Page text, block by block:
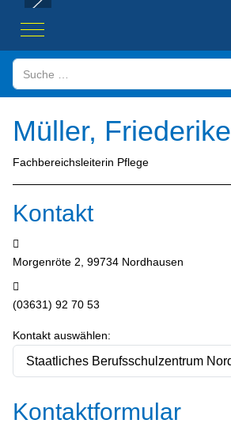
Mobile Menu Toggle
Suchen
Müller, Friederike
Fachbereichsleiterin Pflege
Kontakt
Morgenröte 2, 99734 Nordhausen
(03631) 92 70 53
Kontakt auswählen:
Kontaktformular